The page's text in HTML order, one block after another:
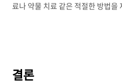
료나 약물 치료 같은 적절한 방법을
결론